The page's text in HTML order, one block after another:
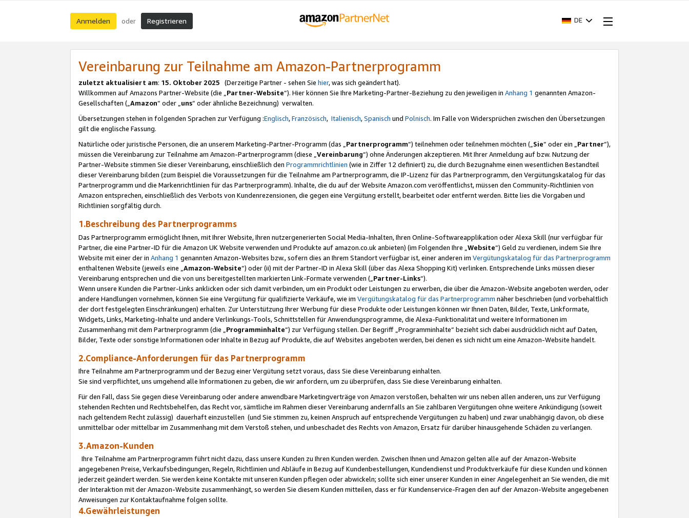
Anmelden oder Registrieren DE
Vereinbarung zur Teilnahme am Amazon-Partnerprogramm
zuletzt aktualisiert am: 15. Oktober 2025 (Derzeitige Partner - sehen Sie hier, was sich geändert hat).
Willkommen auf Amazons Partner-Website (die „Partner-Website“). Hier können Sie Ihre Marketing-Partner-Beziehung zu den jeweiligen in Anhang 1 genannten Amazon-
Gesellschaften („Amazon“ oder „uns“ oder ähnliche Bezeichnung) verwalten.
Übersetzungen stehen in folgenden Sprachen zur Verfügung :Englisch,Französisch, Italienisch,Spanisch und Polnisch. Im Falle von Widersprüchen zwischen den Übersetzungen
gilt die englische Fassung.
Natürliche oder juristische Personen, die an unserem Marketing-Partner-Programm (das „Partnerprogramm“) teilnehmen oder teilnehmen möchten („Sie“ oder ein „Partner“),
müssen die Vereinbarung zur Teilnahme am Amazon-Partnerprogramm (diese „Vereinbarung“) ohne Änderungen akzeptieren. Mit Ihrer Anmeldung auf bzw. Nutzung der
Partner-Website stimmen Sie dieser Vereinbarung, einschließlich den Programmrichtlinien (wie in Ziffer 12 definiert) zu, die durch Bezugnahme einen wesentlichen Bestandteil
dieser Vereinbarung bilden (zum Beispiel die Voraussetzungen für die Teilnahme am Partnerprogramm, die IP-Lizenz für das Partnerprogramm, den Vergütungskatalog für das
Partnerprogramm und die Markenrichtlinien für das Partnerprogramm). Inhalte, die du auf der Website Amazon.com veröffentlichst, müssen den Community-Richtlinien von
Amazon entsprechen, einschließlich des Verbots von Kundenrezensionen, die gegen eine Vergütung erstellt, bearbeitet oder entfernt werden. Bitte lies die Vorgaben und
Richtlinien sorgfältig durch.
1.Beschreibung des Partnerprogramms
Das Partnerprogramm ermöglicht Ihnen, mit Ihrer Website, Ihren nutzergenerierten Social Media-Inhalten, Ihren Online-Softwareapplikation oder Alexa Skill (nur verfügbar für
Partner, die eine Partner-ID für die Amazon UK Website verwenden und Produkte auf amazon.co.uk anbieten) (im Folgenden Ihre „ Website“) Geld zu verdienen, indem Sie Ihre
Website mit einer der in Anhang 1 genannten Amazon-Websites bzw., sofern dies an Ihrem Standort verfügbar ist, einer anderen im Vergütungskatalog für das Partnerprogramm
enthaltenen Website (jeweils eine „ Amazon-Website“) oder (ii) mit der Partner-ID in Alexa Skill (über das Alexa Shopping Kit) verlinken. Entsprechende Links müssen dieser
Vereinbarung entsprechen und die von uns bereitgestellten markierten Link-Formate verwenden („ Partner-Links“).
Wenn unsere Kunden die Partner-Links anklicken oder sich damit verbinden, um ein Produkt oder Leistungen zu erwerben, die über die Amazon-Website angeboten werden, oder
andere Handlungen vornehmen, können Sie eine Vergütung für qualifizierte Verkäufe, wie im Vergütungskatalog für das Partnerprogramm näher beschrieben (und vorbehaltlich
der dort festgelegten Einschränkungen) erhalten. Zur Unterstützung Ihrer Werbung für diese Produkte oder Leistungen können wir Ihnen Daten, Bilder, Texte, Linkformate,
Widgets, Links, Marketing-Inhalte und andere Verlinkungs-Tools, Schnittstellen für Anwendungsprogramme, die Alexa-Funktionalität und weitere Informationen im
Zusammenhang mit dem Partnerprogramm (die „ Programminhalte“) zur Verfügung stellen. Der Begriff „Programminhalte“ bezieht sich dabei ausdrücklich nicht auf Daten,
Bilder, Texte oder sonstige Informationen oder Inhalte in Bezug auf Produkte, die auf Websites angeboten werden, bei denen es sich nicht um eine Amazon-Website handelt.
2.Compliance-Anforderungen für das Partnerprogramm
Ihre Teilnahme am Partnerprogramm und der Bezug einer Vergütung setzt voraus, dass Sie diese Vereinbarung einhalten.
Sie sind verpflichtet, uns umgehend alle Informationen zu geben, die wir anfordern, um zu überprüfen, dass Sie diese Vereinbarung einhalten.
Für den Fall, dass Sie gegen diese Vereinbarung oder andere anwendbare Marketingverträge von Amazon verstoßen, behalten wir uns neben allen anderen, uns zur Verfügung
stehenden Rechten und Rechtsbehelfen, das Recht vor, sämtliche im Rahmen dieser Vereinbarung andernfalls an Sie zahlbaren Vergütungen ohne weitere Ankündigung (soweit
nach geltendem Recht zulässig) dauerhaft einzustellen (und Sie stimmen zu, keinen Anspruch auf entsprechende Vergütungen zu haben) und zwar unabhängig davon, ob diese
unmittelbar oder mittelbar im Zusammenhang mit dem Verstoß stehen, und unbeschadet des Rechts von Amazon, Ersatz für darüber hinausgehende Schäden zu verlangen.
3.Amazon-Kunden
Ihre Teilnahme am Partnerprogramm führt nicht dazu, dass unsere Kunden zu Ihren Kunden werden. Zwischen Ihnen und Amazon gelten alle auf der Amazon-Website
angegebenen Preise, Verkaufsbedingungen, Regeln, Richtlinien und Abläufe in Bezug auf Kundenbestellungen, Kundendienst und Produktverkäufe für diese Kunden und können
jederzeit geändert werden. Sie werden keine Kontakte mit unseren Kunden pflegen oder abwickeln; sollte sich einer unserer Kunden in einer Angelegenheit an Sie wenden, die mit
der Interaktion mit der Amazon-Website zusammenhängt, so werden Sie diesem Kunden mitteilen, dass er für Kundenservice-Fragen den auf der Amazon-Website angegebenen
Anweisungen zur Kontaktaufnahme folgen sollte.
4.Gewährleistungen